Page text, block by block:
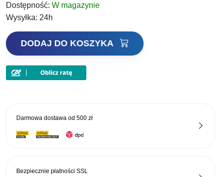
Dostępność: W magazynie
Wysyłka: 24h
ilość
GRAFF
wędkarska
"M"
DODAJ DO KOSZYKA
Darmowa dostawa od 500 zł
Bezpiecznie płatności SSL